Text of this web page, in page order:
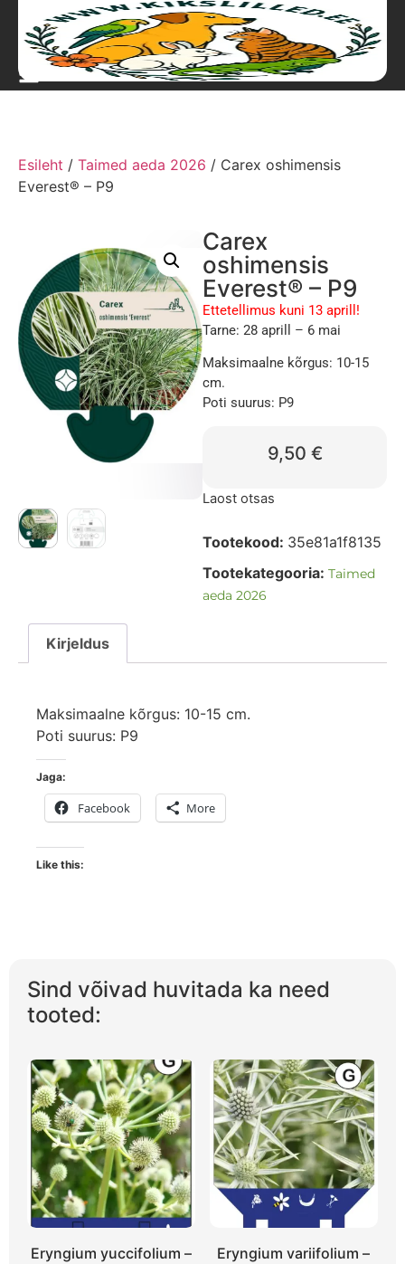
Esileht / Taimed aeda 2026 / Carex oshimensis
Everest® – P9
Carex
oshimensis
Everest® – P9
Ettetellimus kuni 13 aprill!
Tarne: 28 aprill – 6 mai
Maksimaalne kõrgus: 10-15
cm.
Poti suurus: P9
9,50 €
Laost otsas
Tootekood: 35e81a1f8135
Tootekategooria: Taimed
aeda 2026
Kirjeldus
Maksimaalne kõrgus: 10-15 cm.
Poti suurus: P9
Jaga:
Facebook More
Like this:
Sind võivad huvitada ka need
tooted:
Eryngium yuccifolium –
Eryngium variifolium –